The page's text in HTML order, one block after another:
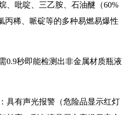
、吡啶、三乙胺、石油醚（60%
丙稀、哌碇等的多种易燃易爆性
0.9秒即能检测出非金属材质瓶液
具有声光报警（危险品显示红灯